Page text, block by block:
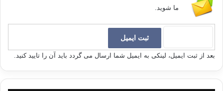
ما شوید.
بعد از ثبت ایمیل، لینکی به ایمیل شما ارسال می گردد باید آن را تایید کنید.